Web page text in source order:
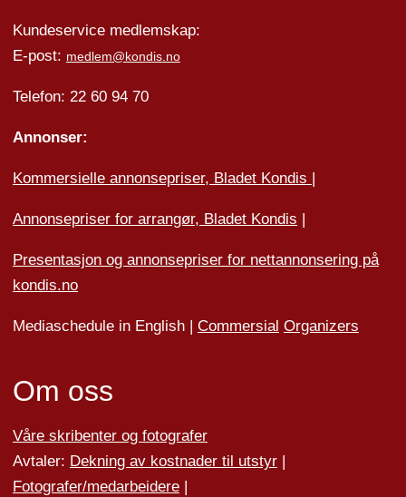
Kundeservice medlemskap:
E-post: medlem@kondis.no
Telefon: 22 60 94 70
Annonser:
Kommersielle annonsepriser, Bladet Kondis |
Annonsepriser for arrangør, Bladet Kondis |
Presentasjon og annonsepriser for nettannonsering på
kondis.no
Mediaschedule in English | Commersial Organizers
Om oss
Våre skribenter og fotografer
Avtaler: Dekning av kostnader til utstyr|
Fotografer/medarbeidere|